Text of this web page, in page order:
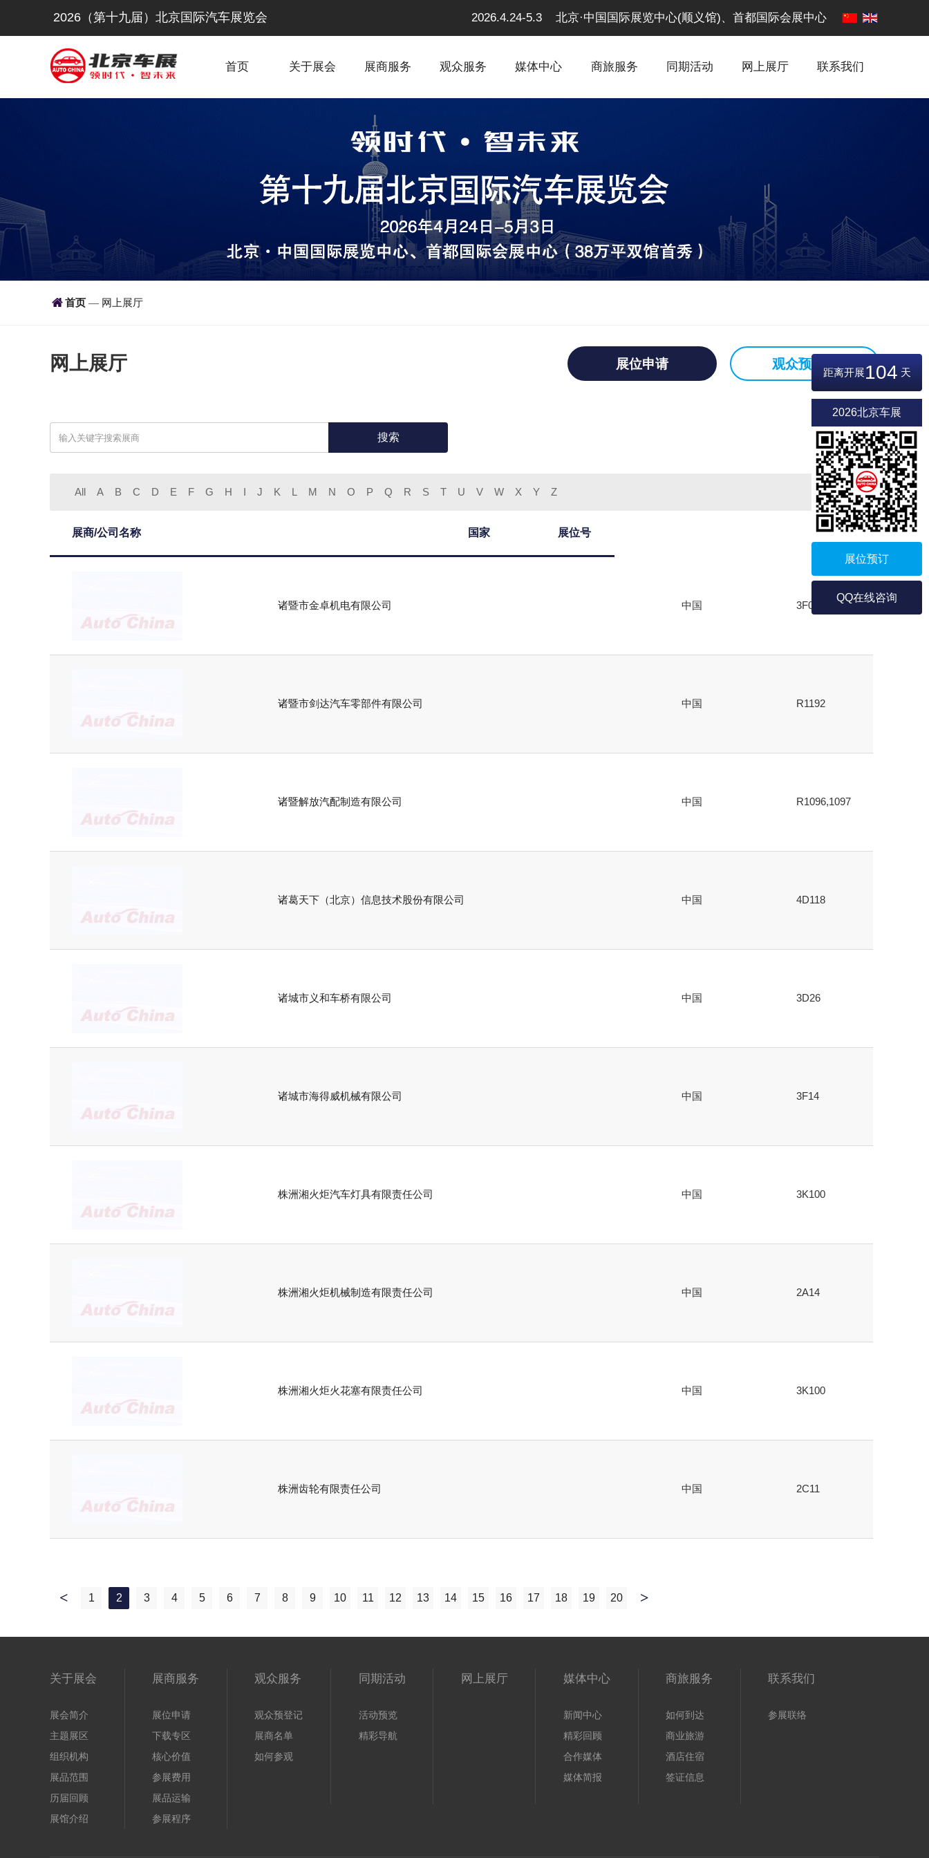
2026（第十九届）北京国际汽车展览会 2026.4.24-5.3 北京·中国国际展览中心(顺义馆)、首都国际会展中心
首页 关于展会 展商服务 观众服务 媒体中心 商旅服务 同期活动 网上展厅 联系我们
距离开展104 天
2026北京车展
展位预订
QQ在线咨询
首页 — 网上展厅
网上展厅 展位申请 观众预登记
搜索
All A B C D E F G H I J K L M N O P Q R S T U V W X Y Z
展商/公司名称 国家 展位号
诸暨市金卓机电有限公司 中国 3F070
诸暨市剑达汽车零部件有限公司 中国 R1192
诸暨解放汽配制造有限公司 中国 R1096,1097
诸葛天下（北京）信息技术股份有限公司 中国 4D118
诸城市义和车桥有限公司 中国 3D26
诸城市海得威机械有限公司 中国 3F14
株洲湘火炬汽车灯具有限责任公司 中国 3K100
株洲湘火炬机械制造有限责任公司 中国 2A14
株洲湘火炬火花塞有限责任公司 中国 3K100
株洲齿轮有限责任公司 中国 2C11
1 2 3 4 5 6 7 8 9 10 11 12 13 14 15 16 17 18 19
20
关于展会
展会简介
主题展区
组织机构
展品范围
历届回顾
展馆介绍
展商服务
展位申请
下载专区
核心价值
参展费用
展品运输
参展程序
观众服务
观众预登记
展商名单
如何参观
同期活动
活动预览
精彩导航
网上展厅 媒体中心
新闻中心
精彩回顾
合作媒体
媒体简报
商旅服务
如何到达
商业旅游
酒店住宿
签证信息
联系我们
参展联络